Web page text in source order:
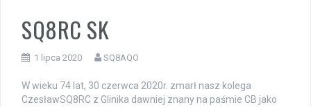
SQ8RC SK
1 lipca 2020 SQ8AQO
W wieku 74 lat, 30 czerwca 2020r. zmarł nasz kolega
CzesławSQ8RC z Glinika dawniej znany na paśmie CB jako